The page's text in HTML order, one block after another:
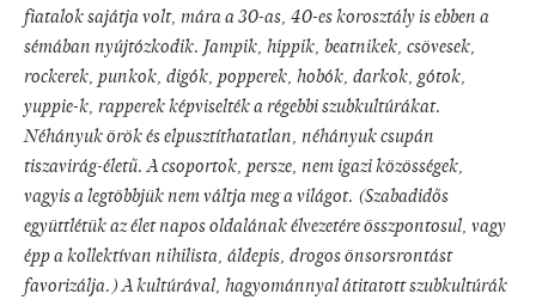
fiatalok sajátja volt, mára a 30-as, 40-es korosztály is ebben a
sémában nyújtózkodik. Jampik, hippik, beatnikek, csövesek,
rockerek, punkok, digók, popperek, hobók, darkok, gótok,
yuppie-k, rapperek képviselték a régebbi szubkultúrákat.
Néhányuk örök és elpusztíthatatlan, néhányuk csupán
tiszavirág-életű. A csoportok, persze, nem igazi közösségek,
vagyis a legtöbbjük nem váltja meg a világot. (Szabadidős
együttlétük az élet napos oldalának élvezetére összpontosul, vagy
épp a kollektívan nihilista, áldepis, drogos önsorsrontást
favorizálja.) A kultúrával, hagyománnyal átitatott szubkultúrák